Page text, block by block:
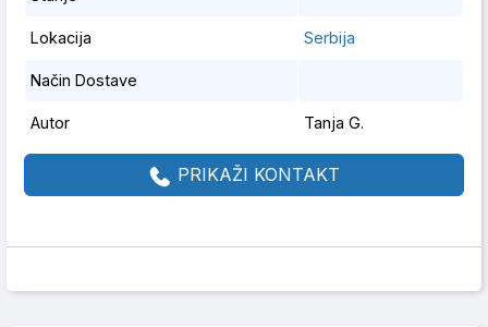
Lokacija Serbija
Način Dostave
Autor Tanja G.
PRIKAŽI KONTAKT